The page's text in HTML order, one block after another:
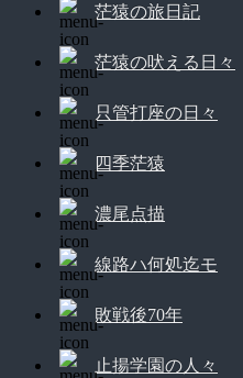
茫猿の旅日記
茫猿の吠える日々
只管打座の日々
四季茫猿
濃尾点描
線路ハ何処迄モ
敗戦後70年
止揚学園の人々